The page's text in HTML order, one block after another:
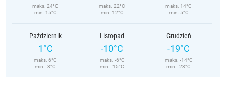
maks. 24°C
min. 15°C
maks. 22°C
min. 12°C
maks. 14°C
min. 5°C
Październik
1°C
maks. 6°C
min. -3°C
Listopad
-10°C
maks. -6°C
min. -15°C
Grudzień
-19°C
maks. -14°C
min. -23°C